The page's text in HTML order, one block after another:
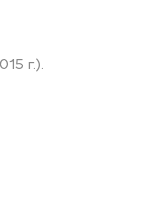
г.).